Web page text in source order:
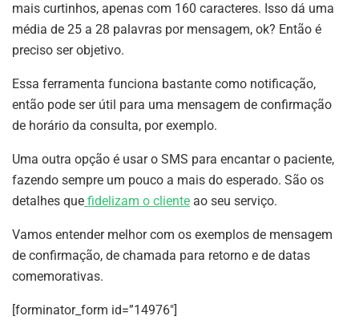
mais curtinhos, apenas com 160 caracteres. Isso dá uma
média de 25 a 28 palavras por mensagem, ok? Então é
preciso ser objetivo.
Essa ferramenta funciona bastante como notificação,
então pode ser útil para uma mensagem de confirmação
de horário da consulta, por exemplo.
Uma outra opção é usar o SMS para encantar o paciente,
fazendo sempre um pouco a mais do esperado. São os
detalhes que fidelizam o cliente ao seu serviço.
Vamos entender melhor com os exemplos de mensagem
de confirmação, de chamada para retorno e de datas
comemorativas.
[forminator_form id=”14976″]